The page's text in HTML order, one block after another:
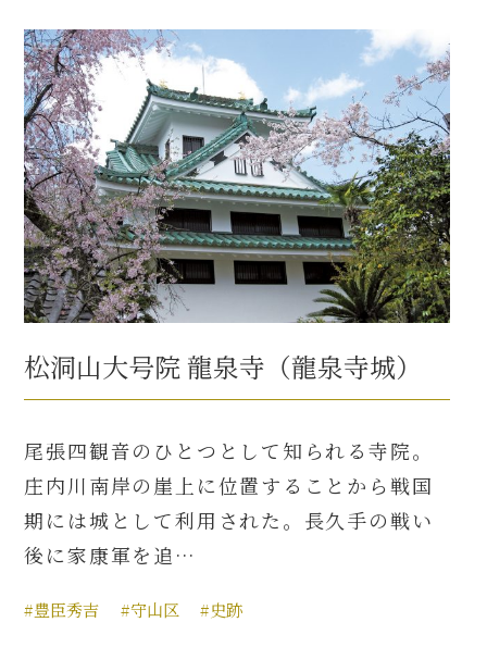
松洞山大号院 龍泉寺（龍泉寺城）
尾張四観音のひとつとして知られる寺院。
庄内川南岸の崖上に位置することから戦国
期には城として利用された。長久手の戦い
後に家康軍を追…
#豊臣秀吉 #守山区 #史跡